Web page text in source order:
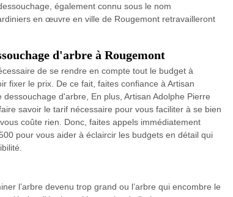
également connu sous le nom
en œuvre en ville de Rougemont retravailleront
d'arbre à Rougemont
de se rendre en compte tout le budget à
fixer le prix. De ce fait, faites confiance à Artisan
d'arbre, En plus, Artisan Adolphe Pierre
savoir le tarif nécessaire pour vous faciliter à se bien
coûte rien. Donc, faites appels immédiatement
pour vous aider à éclaircir les budgets en détail qui
l’arbre devenu trop grand ou l’arbre qui encombre le